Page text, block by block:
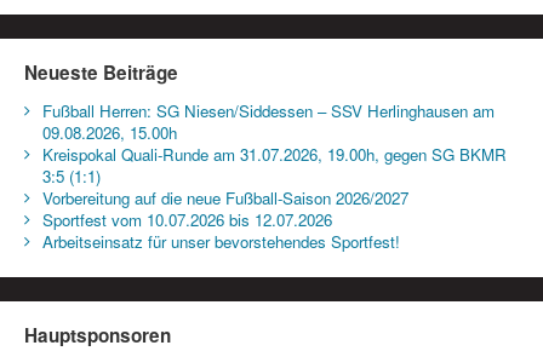
Neueste Beiträge
Fußball Herren: SG Niesen/Siddessen – SSV Herlinghausen am
09.08.2026, 15.00h
Kreispokal Quali-Runde am 31.07.2026, 19.00h, gegen SG BKMR
3:5 (1:1)
Vorbereitung auf die neue Fußball-Saison 2026/2027
Sportfest vom 10.07.2026 bis 12.07.2026
Arbeitseinsatz für unser bevorstehendes Sportfest!
Hauptsponsoren